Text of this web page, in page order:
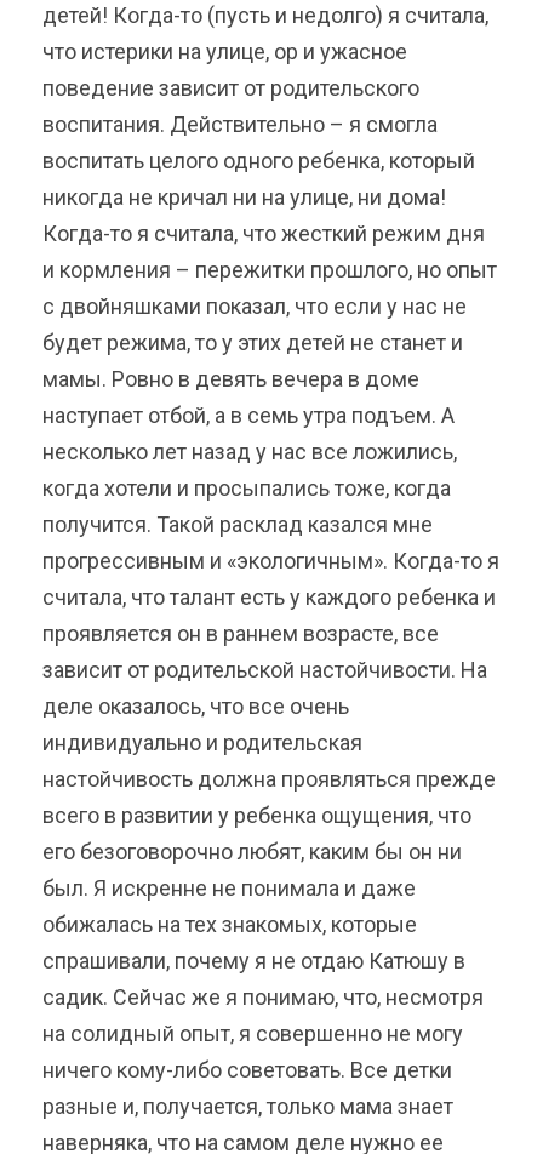
детей! Когда-то (пусть и недолго) я считала,
что истерики на улице, ор и ужасное
поведение зависит от родительского
воспитания. Действительно – я смогла
воспитать целого одного ребенка, который
никогда не кричал ни на улице, ни дома!
Когда-то я считала, что жесткий режим дня
и кормления – пережитки прошлого, но опыт
с двойняшками показал, что если у нас не
будет режима, то у этих детей не станет и
мамы. Ровно в девять вечера в доме
наступает отбой, а в семь утра подъем. А
несколько лет назад у нас все ложились,
когда хотели и просыпались тоже, когда
получится. Такой расклад казался мне
прогрессивным и «экологичным». Когда-то я
считала, что талант есть у каждого ребенка и
проявляется он в раннем возрасте, все
зависит от родительской настойчивости. На
деле оказалось, что все очень
индивидуально и родительская
настойчивость должна проявляться прежде
всего в развитии у ребенка ощущения, что
его безоговорочно любят, каким бы он ни
был. Я искренне не понимала и даже
обижалась на тех знакомых, которые
спрашивали, почему я не отдаю Катюшу в
садик. Сейчас же я понимаю, что, несмотря
на солидный опыт, я совершенно не могу
ничего кому-либо советовать. Все детки
разные и, получается, только мама знает
наверняка, что на самом деле нужно ее